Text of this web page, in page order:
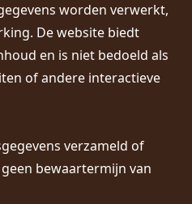
worden verwerkt,
De website biedt
en is niet bedoeld als
of andere interactieve
verzameld of
bewaartermijn van